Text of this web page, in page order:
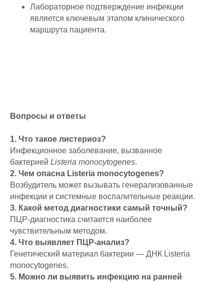
Лабораторное подтверждение инфекции
является ключевым этапом клинического
маршрута пациента.
Вопросы и ответы
1. Что такое листериоз?
Инфекционное заболевание, вызванное
бактерией Listeria monocytogenes.
2. Чем опасна Listeria monocytogenes?
Возбудитель может вызывать генерализованные
инфекции и системные воспалительные реакции.
3. Какой метод диагностики самый точный?
ПЦР-диагностика считается наиболее
чувствительным методом.
4. Что выявляет ПЦР-анализ?
Генетический материал бактерии — ДНК Listeria
monocytogenes.
5. Можно ли выявить инфекцию на ранней